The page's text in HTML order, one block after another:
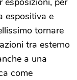
espositiva e
tornare
tra esterno
a una
come